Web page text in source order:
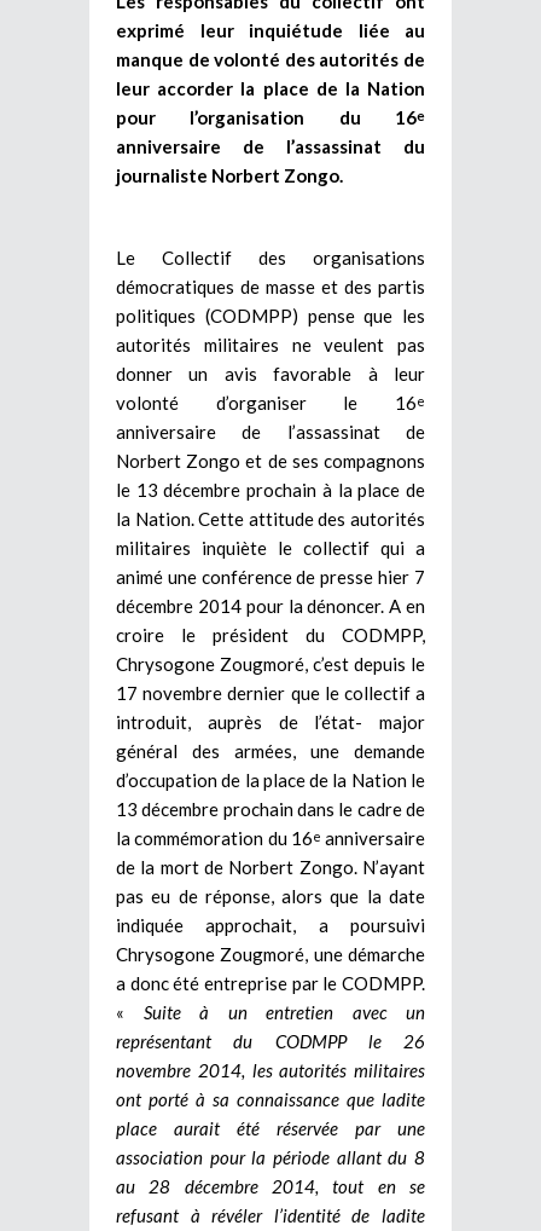
exprimé leur inquiétude liée au
manque de volonté des autorités de
leur accorder la place de la Nation
pour l’organisation du 16e
anniversaire de l’assassinat du
journaliste Norbert Zongo.
Le Collectif des organisations
démocratiques de masse et des partis
politiques (CODMPP) pense que les
autorités militaires ne veulent pas
donner un avis favorable à leur
volonté d’organiser le 16e
anniversaire de l’assassinat de
Norbert Zongo et de ses compagnons
le 13 décembre prochain à la place de
la Nation. Cette attitude des autorités
militaires inquiète le collectif qui a
animé une conférence de presse hier 7
décembre 2014 pour la dénoncer. A en
croire le président du CODMPP,
Chrysogone Zougmoré, c’est depuis le
17 novembre dernier que le collectif a
introduit, auprès de l’état- major
général des armées, une demande
d’occupation de la place de la Nation le
13 décembre prochain dans le cadre de
la commémoration du 16e anniversaire
de la mort de Norbert Zongo. N’ayant
pas eu de réponse, alors que la date
indiquée approchait, a poursuivi
Chrysogone Zougmoré, une démarche
a donc été entreprise par le CODMPP.
« Suite à un entretien avec un
représentant du CODMPP le 26
novembre 2014, les autorités militaires
ont porté à sa connaissance que ladite
place aurait été réservée par une
association pour la période allant du 8
au 28 décembre 2014, tout en se
refusant à révéler l’identité de ladite